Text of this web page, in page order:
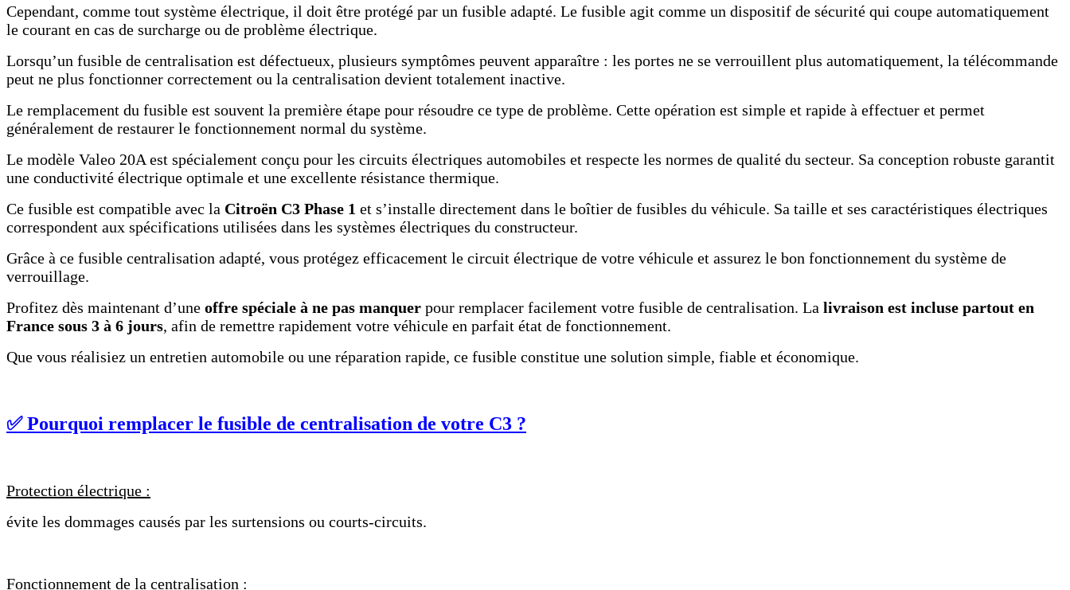
Cependant, comme tout système électrique, il doit être protégé par un fusible adapté. Le fusible agit comme un dispositif de sécurité qui coupe automatiquement
le courant en cas de surcharge ou de problème électrique.
Lorsqu’un fusible de centralisation est défectueux, plusieurs symptômes peuvent apparaître : les portes ne se verrouillent plus automatiquement, la télécommande
peut ne plus fonctionner correctement ou la centralisation devient totalement inactive.
Le remplacement du fusible est souvent la première étape pour résoudre ce type de problème. Cette opération est simple et rapide à effectuer et permet
généralement de restaurer le fonctionnement normal du système.
Le modèle Valeo 20A est spécialement conçu pour les circuits électriques automobiles et respecte les normes de qualité du secteur. Sa conception robuste garantit
une conductivité électrique optimale et une excellente résistance thermique.
Ce fusible est compatible avec la Citroën C3 Phase 1 et s’installe directement dans le boîtier de fusibles du véhicule. Sa taille et ses caractéristiques électriques
correspondent aux spécifications utilisées dans les systèmes électriques du constructeur.
Grâce à ce fusible centralisation adapté, vous protégez efficacement le circuit électrique de votre véhicule et assurez le bon fonctionnement du système de
verrouillage.
Profitez dès maintenant d’une offre spéciale à ne pas manquer pour remplacer facilement votre fusible de centralisation. La livraison est incluse partout en
France sous 3 à 6 jours, afin de remettre rapidement votre véhicule en parfait état de fonctionnement.
Que vous réalisiez un entretien automobile ou une réparation rapide, ce fusible constitue une solution simple, fiable et économique.
✅ Pourquoi remplacer le fusible de centralisation de votre C3 ?
Protection électrique :
évite les dommages causés par les surtensions ou courts-circuits.
Fonctionnement de la centralisation :